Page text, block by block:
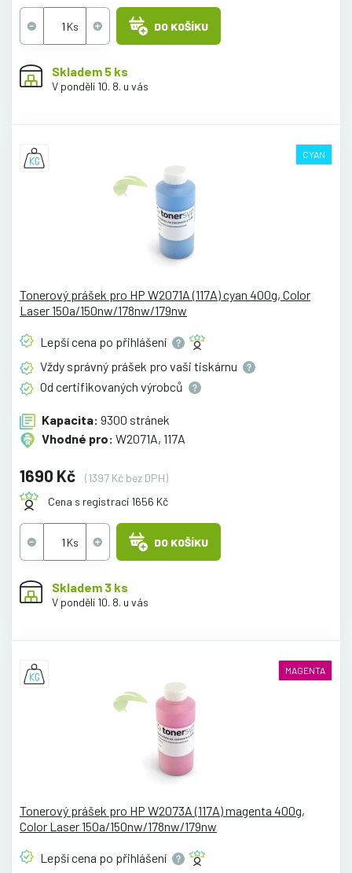
DO KOŠÍKU
Skladem 5 ks
V pondělí 10. 8. u vás
CYAN
Tonerový prášek pro HP W2071A (117A) cyan 400g, Color
Laser 150a/150nw/178nw/179nw
Lepší cena po přihlášení
Vždy správný prášek pro vaši tiskárnu
Od certifikovaných výrobců
Kapacita: 9300 stránek
Vhodné pro: W2071A, 117A
1690 Kč
(1397 Kč bez DPH)
Cena s registrací 1656 Kč
DO KOŠÍKU
Skladem 3 ks
V pondělí 10. 8. u vás
MAGENTA
Tonerový prášek pro HP W2073A (117A) magenta 400g,
Color Laser 150a/150nw/178nw/179nw
Lepší cena po přihlášení